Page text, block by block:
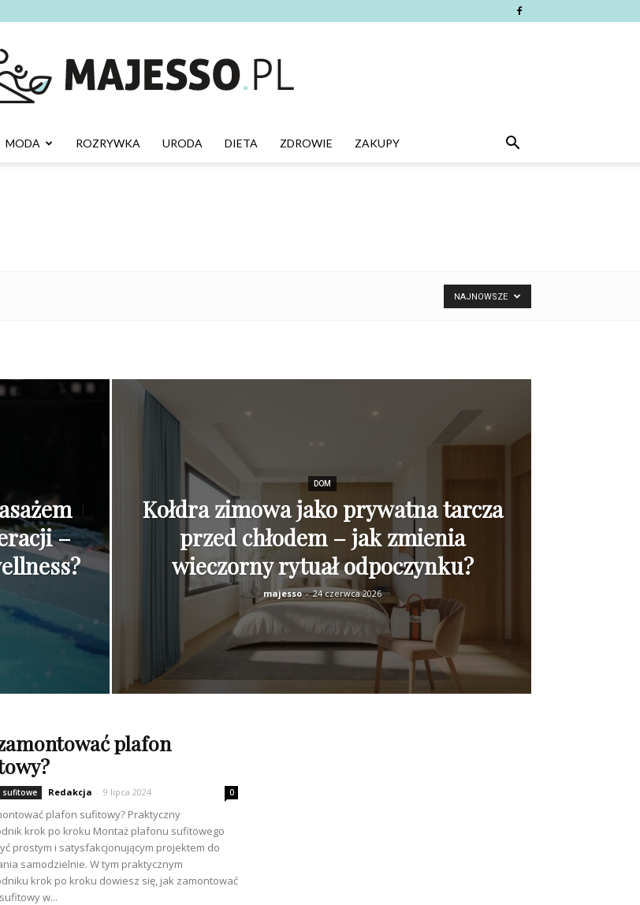
MODA ROZRYWKA URODA DIETA ZDROWIE ZAKUPY
NAJNOWSZE
–
DOM
Kołdra zimowa jako prywatna tarcza
przed chłodem – jak zmienia
wieczorny rytuał odpoczynku?
majesso - 24 czerwca 2026
plafon
sufitowe Redakcja - 9 lipca 2024 0
plafon sufitowy? Praktyczny
krok po kroku Montaż plafonu sufitowego
prostym i satysfakcjonującym projektem do
samodzielnie. W tym praktycznym
krok po kroku dowiesz się, jak zamontować
w...